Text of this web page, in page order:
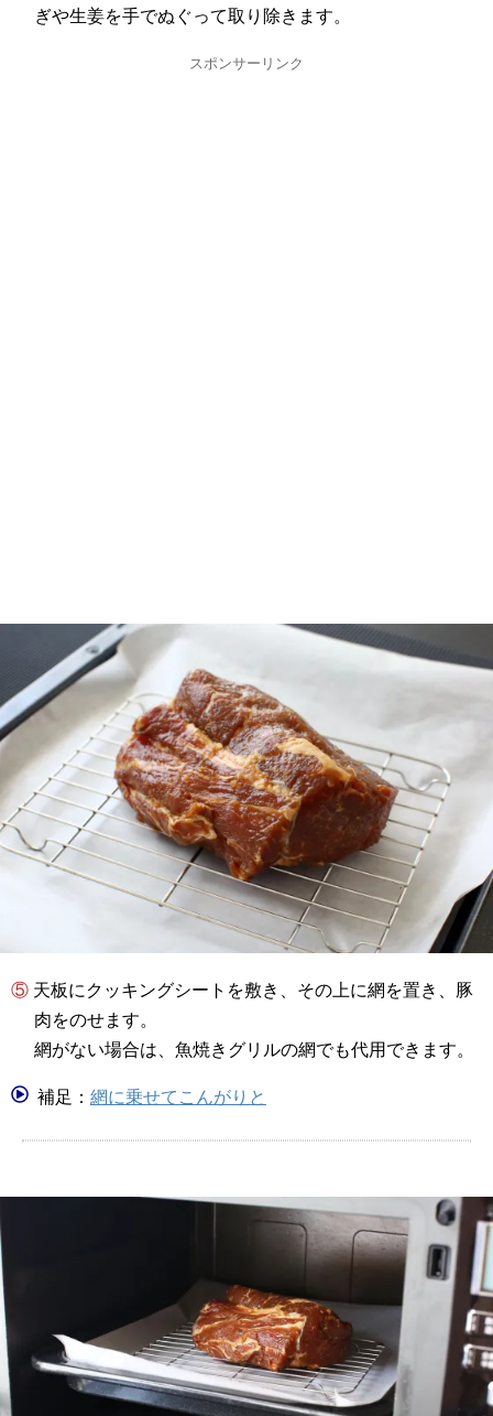
ぎや生姜を手でぬぐって取り除きます。
スポンサーリンク
⑤ 天板にクッキングシートを敷き、その上に網を置き、豚
肉をのせます。
網がない場合は、魚焼きグリルの網でも代用できます。
補足： 網に乗せてこんがりと